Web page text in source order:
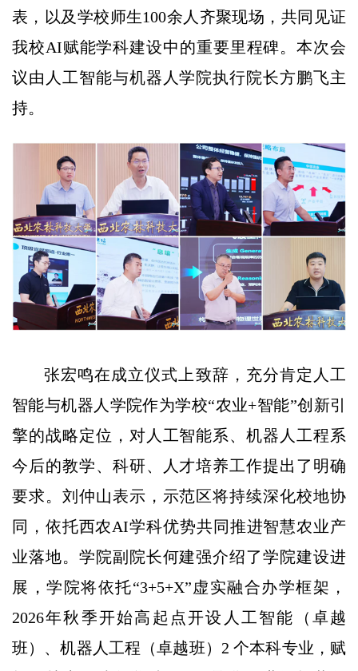
表，以及学校师生100余人齐聚现场，共同见证
我校AI赋能学科建设中的重要里程碑。本次会
议由人工智能与机器人学院执行院长方鹏飞主
持。
张宏鸣在成立仪式上致辞，充分肯定人工
智能与机器人学院作为学校“农业+智能”创新引
擎的战略定位，对人工智能系、机器人工程系
今后的教学、科研、人才培养工作提出了明确
要求。刘仲山表示，示范区将持续深化校地协
同，依托西农AI学科优势共同推进智慧农业产
业落地。学院副院长何建强介绍了学院建设进
展，学院将依托“3+5+X”虚实融合办学框架，
2026年秋季开始高起点开设人工智能（卓越
班）、机器人工程（卓越班）2 个本科专业，赋